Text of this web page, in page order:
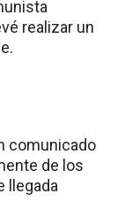
realizar un
comunicado
de los
llegada